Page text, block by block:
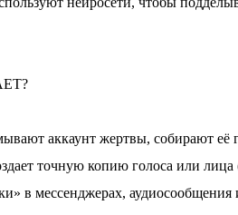
аккаунт жертвы, собирают
точную копию голоса или
в мессенджерах,